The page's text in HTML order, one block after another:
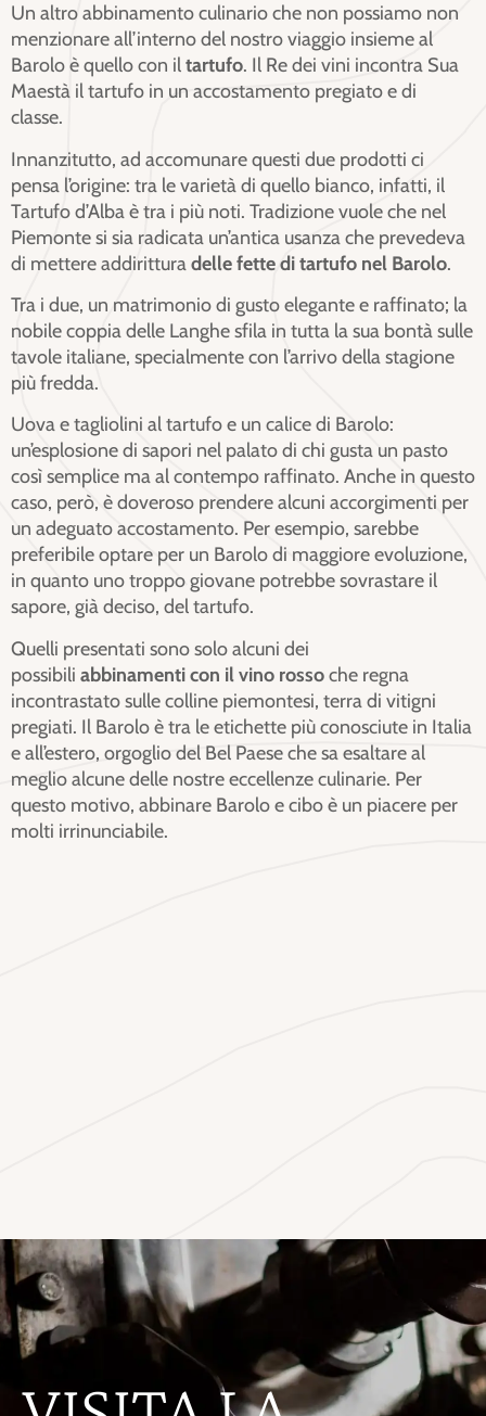
Un altroabbinamento culinarioche non possiamo non
menzionare all’interno del nostro viaggio insieme al
Barolo è quello con iltartufo. Il Re dei vini incontra Sua
Maestà il tartufo in un accostamento pregiato e di
classe.
Innanzitutto, ad accomunare questi due prodotti ci
pensa l’origine: tra le varietà di quello bianco, infatti, il
Tartufo d’Alba è tra i più noti. Tradizione vuole che nel
Piemonte si sia radicata un’antica usanza che prevedeva
di mettere addiritturadelle fette di tartufo nel Barolo.
Tra i due, un matrimonio di gusto elegante e raffinato; la
nobile coppia delle Langhe sfila in tutta la sua bontà sulle
tavole italiane, specialmente con l’arrivo della stagione
più fredda.
Uova e tagliolini al tartufo e un calice di Barolo:
un’esplosione di sapori nel palato di chi gusta un pasto
così semplice ma al contempo raffinato. Anche in questo
caso, però, è doveroso prendere alcuni accorgimenti per
un adeguato accostamento. Per esempio, sarebbe
preferibile optare per un Barolo di maggiore evoluzione,
in quanto uno troppo giovane potrebbe sovrastare il
sapore, già deciso, del tartufo.
Quelli presentati sono solo alcuni dei
possibili abbinamenti con il vino rossoche regna
incontrastato sulle colline piemontesi, terra di vitigni
pregiati. Il Barolo è tra le etichette più conosciute in Italia
e all’estero, orgoglio del Bel Paese che sa esaltare al
meglio alcune delle nostre eccellenze culinarie. Per
questo motivo, abbinare Barolo e cibo è un piacere per
molti irrinunciabile.